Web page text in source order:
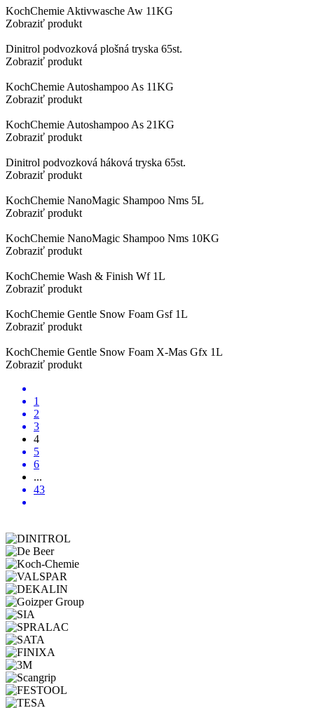
KochChemie Aktivwasche Aw 11KG
Zobraziť produkt
Dinitrol podvozková plošná tryska 65st.
Zobraziť produkt
KochChemie Autoshampoo As 11KG
Zobraziť produkt
KochChemie Autoshampoo As 21KG
Zobraziť produkt
Dinitrol podvozková háková tryska 65st.
Zobraziť produkt
KochChemie NanoMagic Shampoo Nms 5L
Zobraziť produkt
KochChemie NanoMagic Shampoo Nms 10KG
Zobraziť produkt
KochChemie Wash & Finish Wf 1L
Zobraziť produkt
KochChemie Gentle Snow Foam Gsf 1L
Zobraziť produkt
KochChemie Gentle Snow Foam X-Mas Gfx 1L
Zobraziť produkt
1
2
3
4
5
6
...
43